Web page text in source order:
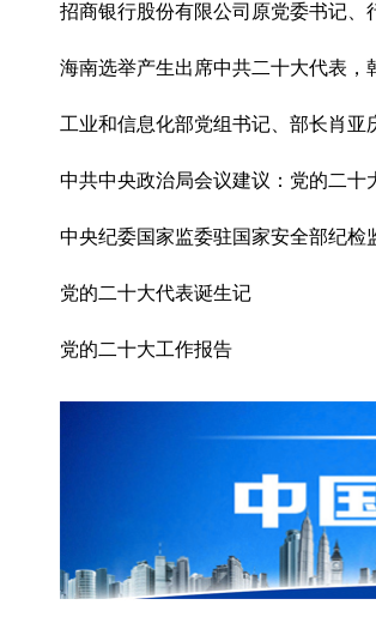
招商银行股份有限公司原党委书记
海南选举产生出席中共二十大代表，
工业和信息化部党组书记、部长肖
中共中央政治局会议建议：党的二十
中央纪委国家监委驻国家安全部纪检
党的二十大代表诞生记
党的二十大工作报告